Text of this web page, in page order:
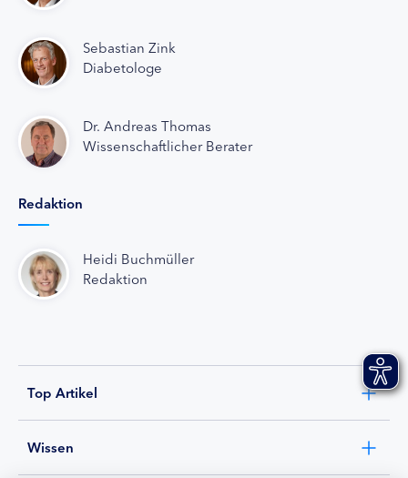
Sebastian Zink
Diabetologe
Dr. Andreas Thomas
Wissenschaftlicher Berater
Redaktion
Heidi Buchmüller
Redaktion
Top Artikel
Wissen